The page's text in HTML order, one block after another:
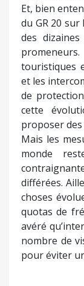
Et, bien
du GR 20
des
touristiques
et les
de
cette
proposer
Mais les
monde
différées.
choses
quotas de
avéré
nombre de
pour éviter